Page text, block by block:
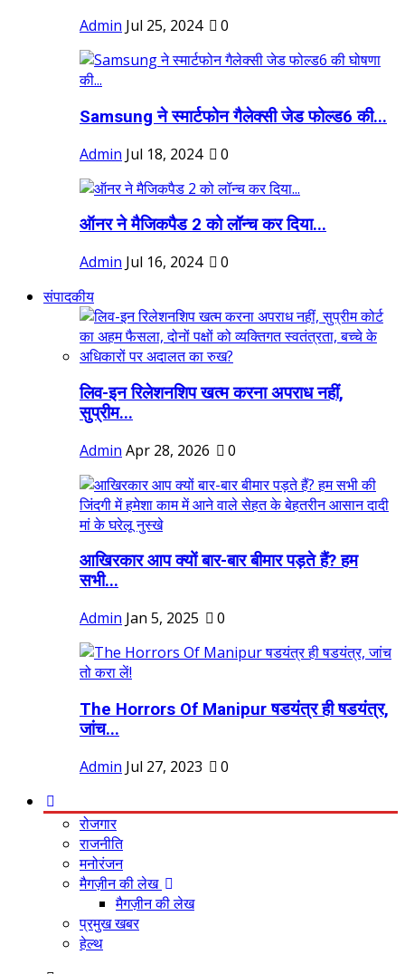
Admin Jul 25, 2024 0
Samsung ने स्मार्टफोन गैलेक्सी जेड फोल्ड6 की...
Admin Jul 18, 2024 0
ऑनर ने मैजिकपैड 2 को लॉन्च कर दिया...
Admin Jul 16, 2024
0
संपादकीय
लिव-इन रिलेशनशिप खत्म करना अपराध नहीं,
सुप्रीम...
Admin Apr 28, 2026 0
आखिरकार आप क्यों बार-बार बीमार पड़ते हैं? हम
सभी...
Admin Jan 5, 2025 0
The Horrors Of Manipur षडयंत्र ही षडयंत्र,
जांच...
Admin Jul 27, 2023 0
रोजगार
राजनीति
मनोरंजन
मैगज़ीन की लेख
मैगज़ीन की लेख
प्रमुख खबर
हेल्थ